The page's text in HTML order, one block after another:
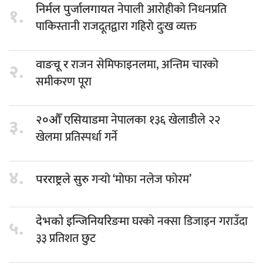
१. निर्मल पुर्जालगायतनेपाली आरोहीको निधनप्रति
पाकिस्तानी राजदूतद्वारा गहिरो दुःख व्यक्त
२. वाङचू रराजन सेमिफाइनलमा, अन्तिम चारको
समीकरण पूरा
३. २०औँ एसियाडमानेपालका १३६ खेलाडीले २२
खेलमा प्रतिस्पर्धा गर्ने
४. परराष्ट्रले सुरुगर्‍यो ‘मोफा नलेज फोरम’
५. देभको इन्जिनियरिङमाघरको नक्सा डिजाइन गराउँदा
३३ प्रतिशत छुट